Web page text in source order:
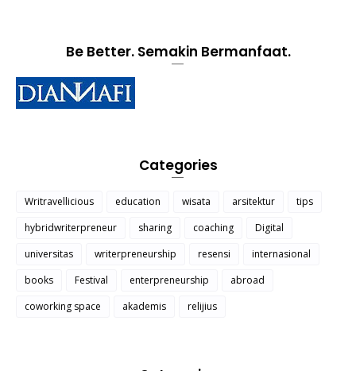
Be Better. Semakin Bermanfaat.
Categories
Writravellicious education wisata arsitektur
tips
hybridwriterpreneur
sharing coaching
Digital
universitas
writerpreneurship resensi
internasional
books
Festival enterpreneurship
abroad
coworking space
akademis relijius